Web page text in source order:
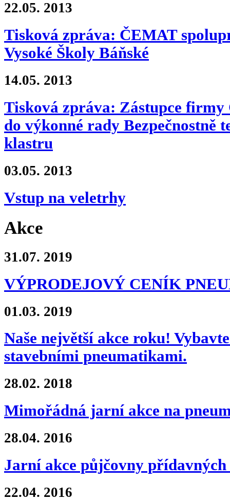
22.05. 2013
Tisková zpráva: ČEMAT
Vysoké Školy Báňské
14.05. 2013
Tisková zpráva: Zástupce
do výkonné rady Bezpečnostně
klastru
03.05. 2013
Vstup na veletrhy
Akce
31.07. 2019
VÝPRODEJOVÝ CENÍK
01.03. 2019
Naše největší akce roku!
stavebními pneumatikami.
28.02. 2018
Mimořádná jarní akce na
28.04. 2016
Jarní akce půjčovny
22.04. 2016